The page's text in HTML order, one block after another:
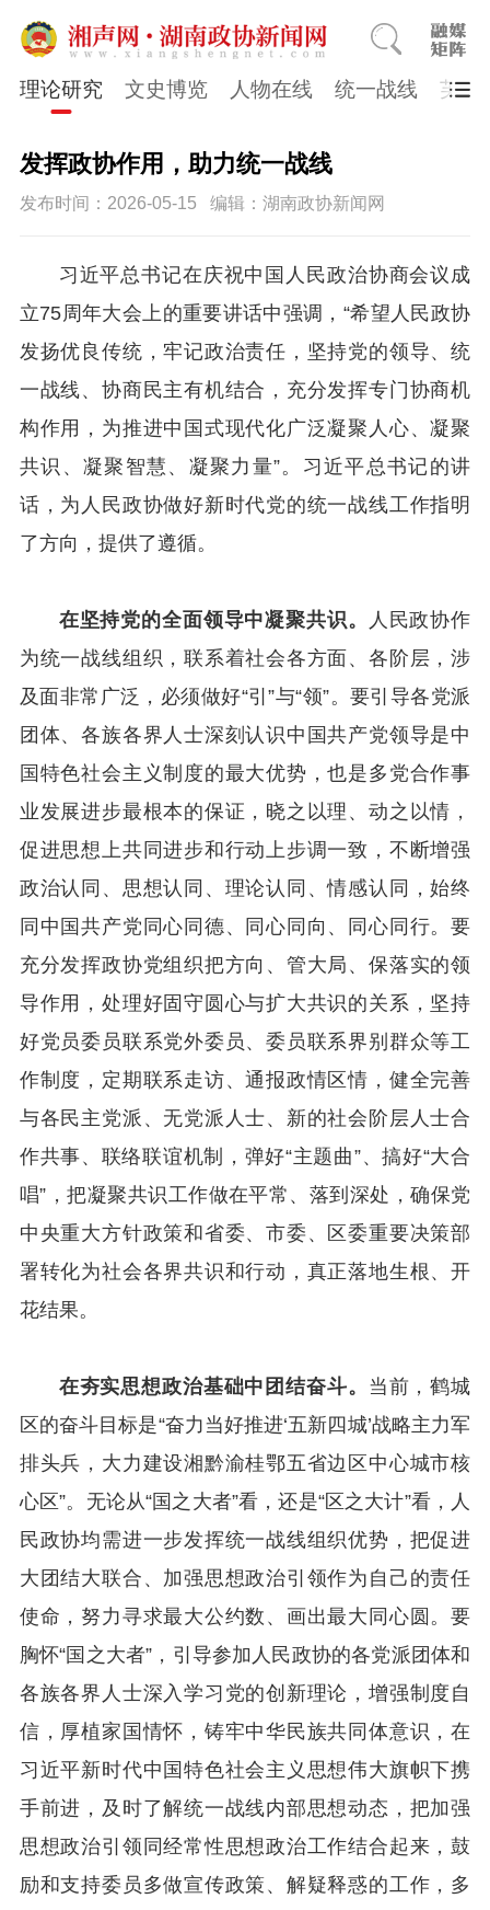
理论研究 文史博览 人物在线 统一战线 芙蓉
发挥政协作用，助力统一战线
发布时间：2026-05-15 编辑：湖南政协新闻网
习近平总书记在庆祝中国人民政治协商会议成
立75周年大会上的重要讲话中强调，“希望人民政协
发扬优良传统，牢记政治责任，坚持党的领导、统
一战线、协商民主有机结合，充分发挥专门协商机
构作用，为推进中国式现代化广泛凝聚人心、凝聚
共识、凝聚智慧、凝聚力量”。习近平总书记的讲
话，为人民政协做好新时代党的统一战线工作指明
了方向，提供了遵循。
在坚持党的全面领导中凝聚共识。
人民政协作
为统一战线组织，联系着社会各方面、各阶层，涉
及面非常广泛，必须做好“引”与“领”。要引导各党派
团体、各族各界人士深刻认识中国共产党领导是中
国特色社会主义制度的最大优势，也是多党合作事
业发展进步最根本的保证，晓之以理、动之以情，
促进思想上共同进步和行动上步调一致，不断增强
政治认同、思想认同、理论认同、情感认同，始终
同中国共产党同心同德、同心同向、同心同行。要
充分发挥政协党组织把方向、管大局、保落实的领
导作用，处理好固守圆心与扩大共识的关系，坚持
好党员委员联系党外委员、委员联系界别群众等工
作制度，定期联系走访、通报政情区情，健全完善
与各民主党派、无党派人士、新的社会阶层人士合
作共事、联络联谊机制，弹好“主题曲”、搞好“大合
唱”，把凝聚共识工作做在平常、落到深处，确保党
中央重大方针政策和省委、市委、区委重要决策部
署转化为社会各界共识和行动，真正落地生根、开
花结果。
在夯实思想政治基础中团结奋斗。 当前，鹤城
区的奋斗目标是“奋力当好推进‘五新四城’战略主力军
排头兵，大力建设湘黔渝桂鄂五省边区中心城市核
心区”。无论从“国之大者”看，还是“区之大计”看，人
民政协均需进一步发挥统一战线组织优势，把促进
大团结大联合、加强思想政治引领作为自己的责任
使命，努力寻求最大公约数、画出最大同心圆。要
胸怀“国之大者”，引导参加人民政协的各党派团体和
各族各界人士深入学习党的创新理论，增强制度自
信，厚植家国情怀，铸牢中华民族共同体意识，在
习近平新时代中国特色社会主义思想伟大旗帜下携
手前进，及时了解统一战线内部思想动态，把加强
思想政治引领同经常性思想政治工作结合起来，鼓
励和支持委员多做宣传政策、解疑释惑的工作，多